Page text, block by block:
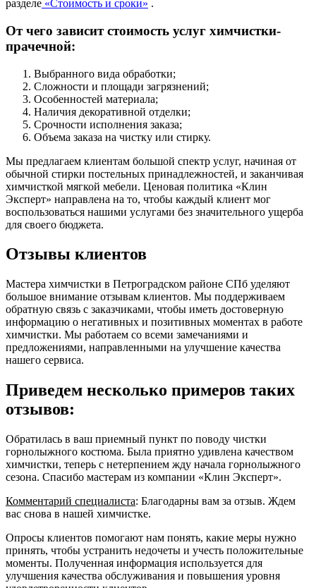
разделе «Стоимость и сроки» .
От чего зависит стоимость услуг химчистки-
прачечной:
Выбранного вида обработки;
Сложности и площади загрязнений;
Особенностей материала;
Наличия декоративной отделки;
Срочности исполнения заказа;
Объема заказа на чистку или стирку.
Мы предлагаем клиентам большой спектр услуг, начиная от
обычной стирки постельных принадлежностей, и заканчивая
химчисткой мягкой мебели. Ценовая политика «Клин
Эксперт» направлена на то, чтобы каждый клиент мог
воспользоваться нашими услугами без значительного ущерба
для своего бюджета.
Отзывы клиентов
Мастера химчистки в Петроградском районе СПб уделяют
большое внимание отзывам клиентов. Мы поддерживаем
обратную связь с заказчиками, чтобы иметь достоверную
информацию о негативных и позитивных моментах в работе
химчистки. Мы работаем со всеми замечаниями и
предложениями, направленными на улучшение качества
нашего сервиса.
Приведем несколько примеров таких
отзывов:
Обратилась в ваш приемный пункт по поводу чистки
горнолыжного костюма. Была приятно удивлена качеством
химчистки, теперь с нетерпением жду начала горнолыжного
сезона. Спасибо мастерам из компании «Клин Эксперт».
Комментарий специалиста: Благодарны вам за отзыв. Ждем
вас снова в нашей химчистке.
Опросы клиентов помогают нам понять, какие меры нужно
принять, чтобы устранить недочеты и учесть положительные
моменты. Полученная информация используется для
улучшения качества обслуживания и повышения уровня